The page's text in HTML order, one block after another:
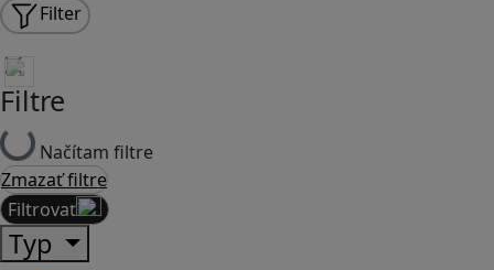
Filter
Filtre
Načítam filtre
Zmazať filtre
Filtrovať
Typ